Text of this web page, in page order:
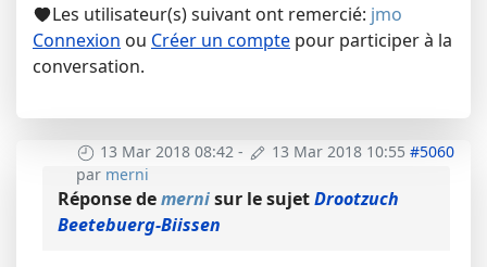
Les utilisateur(s) suivant ont remercié: jmo
Connexion ou Créer un compte pour participer à la
conversation.
13 Mar 2018 08:42 - 13 Mar 2018 10:55 #5060
par merni
Réponse demernisur le sujetDrootzuch
Beetebuerg-Biissen